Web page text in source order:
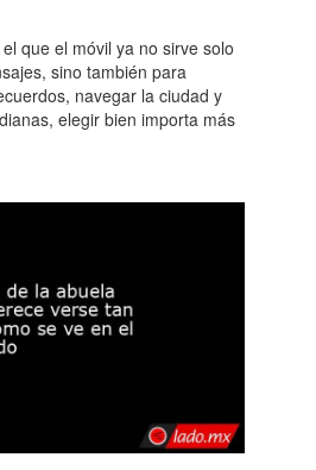
que el móvil ya no sirve solo
sino también para
navegar la ciudad y
elegir bien importa más